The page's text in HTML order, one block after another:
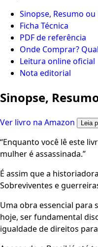
Sinopse, Resumo
Ficha Técnica
PDF de referência
Onde Comprar?
Leitura online oficial
Nota editorial
Sinopse,
Ver livro na Amazon Leia
“Enquanto você lê este
mulher é assassinada.”
É assim que a
Sobreviventes e
Uma obra essencial para
hoje, ser fundamental
igualdade de direitos